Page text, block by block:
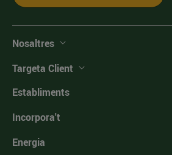
Nosaltres
Targeta Client
Establiments
Incorpora't
Energia